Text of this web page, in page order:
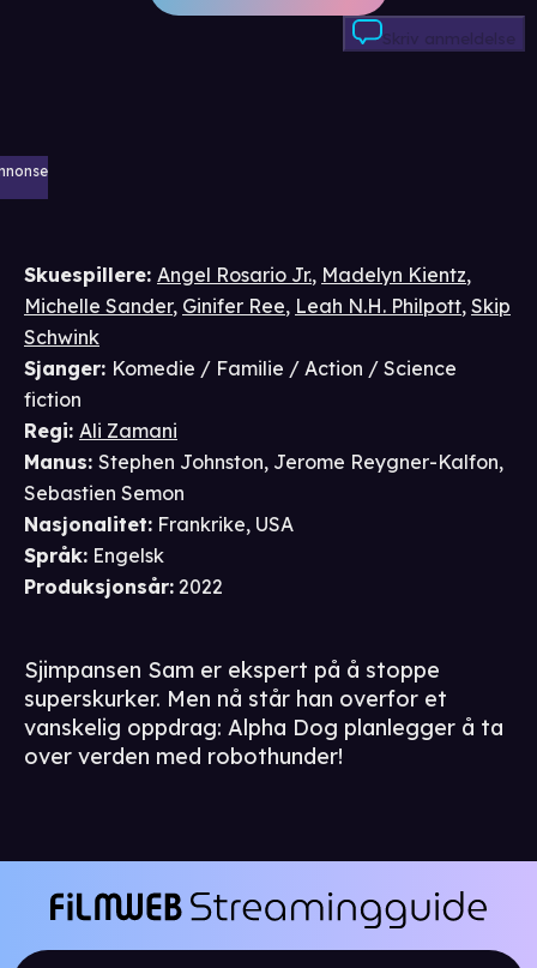
Skriv anmeldelse
Skuespillere: Angel Rosario Jr., Madelyn Kientz,
Michelle Sander, Ginifer Ree, Leah N.H. Philpott, Skip
Schwink
Sjanger: Komedie / Familie / Action / Science
fiction
Regi: Ali Zamani
Manus: Stephen Johnston, Jerome Reygner-Kalfon,
Sebastien Semon
Nasjonalitet: Frankrike, USA
Språk: Engelsk
Produksjonsår: 2022
Sjimpansen Sam er ekspert på å stoppe
superskurker. Men nå står han overfor et
vanskelig oppdrag: Alpha Dog planlegger å ta
over verden med robothunder!